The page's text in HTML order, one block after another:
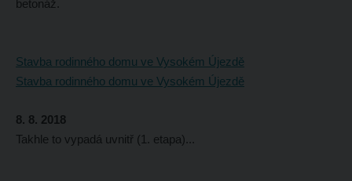
betonáž.
Stavba rodinného domu ve Vysokém Újezdě
Stavba rodinného domu ve Vysokém Újezdě
8. 8. 2018
Takhle to vypadá uvnitř (1. etapa)...